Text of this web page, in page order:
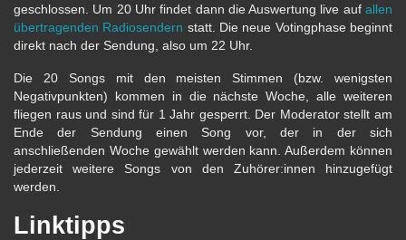
geschlossen. Um 20 Uhr findet dann die Auswertung live auf allen
übertragenden Radiosendern statt. Die neue Votingphase beginnt
direkt nach der Sendung, also um 22 Uhr.
Die 20 Songs mit den meisten Stimmen (bzw. wenigsten
Negativpunkten) kommen in die nächste Woche, alle weiteren
fliegen raus und sind für 1 Jahr gesperrt. Der Moderator stellt am
Ende der Sendung einen Song vor, der in der sich
anschließenden Woche gewählt werden kann. Außerdem können
jederzeit weitere Songs von den Zuhörer:innen hinzugefügt
werden.
Linktipps